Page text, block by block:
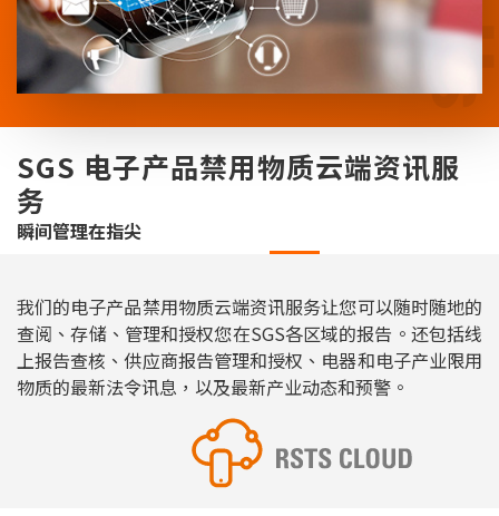
SGS 电子产品禁用物质云端资讯服
务
瞬间管理在指尖
我们的电子产品禁用物质云端资讯服务让您可以随时随地的
查阅、存储、管理和授权您在SGS各区域的报告。还包括线
上报告查核、供应商报告管理和授权、电器和电子产业限用
物质的最新法令讯息，以及最新产业动态和预警。